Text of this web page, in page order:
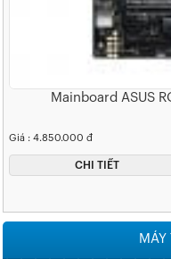
Mainboard ASUS
Giá : 4.850.000 đ
CHI TIẾT
MÁY